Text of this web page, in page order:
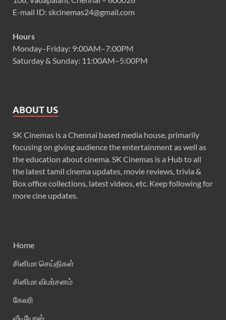
E-mail ID: skcinemas24@gmail.com
Hours
Monday–Friday: 9:00AM–7:00PM
Saturday & Sunday: 11:00AM–5:00PM
ABOUT US
SK Cinemas is a Chennai based media house, primarily
focusing on giving audience the entertainment as well as
the education about cinema. SK Cinemas is a Hub to all
the latest tamil cinema updates, movie reviews, trivia &
Box office collections, latest videos, etc. Keep following for
more cine updates.
Home
சினிமா செய்திகள்
சினிமா விமர்சனம்
கேலரி
வீடியோஸ்